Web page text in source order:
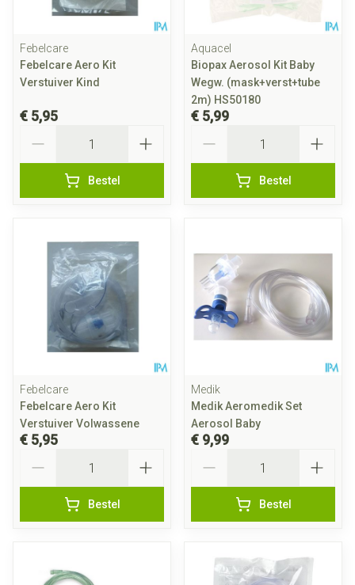
Febelcare
Febelcare Aero Kit
Verstuiver Kind
€ 5,95
Bestel
Aquacel
Biopax Aerosol Kit Baby
Wegw. (mask+verst+tube
2m) HS50180
€ 5,99
Bestel
Febelcare
Febelcare Aero Kit
Verstuiver Volwassene
€ 5,95
Bestel
Medik
Medik Aeromedik Set
Aerosol Baby
€ 9,99
Bestel